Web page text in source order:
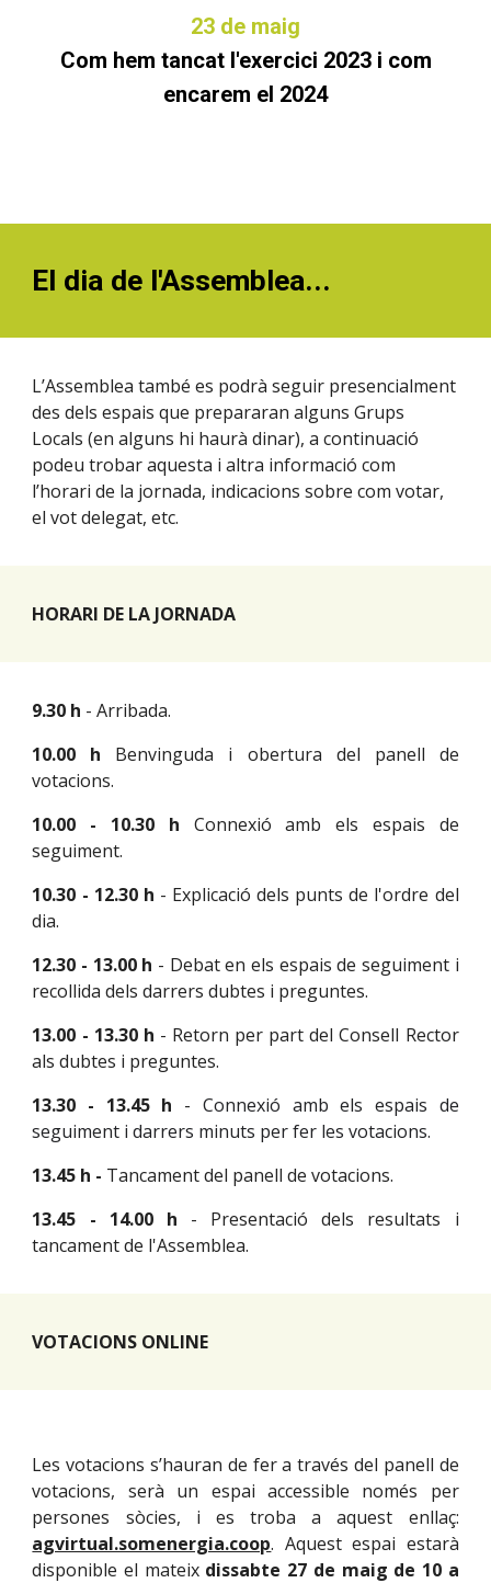
23 de maig
Com hem tancat l'exercici 2023 i com
encarem el 2024
El dia de l'Assemblea...
L’Assemblea també es podrà seguir presencialment
des dels espais que prepararan alguns Grups
Locals (en alguns hi haurà dinar), a continuació
podeu trobar aquesta i altra informació com
l’horari de la jornada, indicacions sobre com votar,
el vot delegat, etc.
HORARI DE LA JORNADA
9.30 h - Arribada.
10.00 h Benvinguda i obertura del panell de
votacions.
10.00 - 10.30 h Connexió amb els espais de
seguiment.
10.30 - 12.30 h - Explicació dels punts de l'ordre del
dia.
12.30 - 13.00 h - Debat en els espais de seguiment i
recollida dels darrers dubtes i preguntes.
13.00 - 13.30 h - Retorn per part del Consell Rector
als dubtes i preguntes.
13.30 - 13.45 h - Connexió amb els espais de
seguiment i darrers minuts per fer les votacions.
13.45 h - Tancament del panell de votacions.
13.45 - 14.00 h - Presentació dels resultats i
tancament de l'Assemblea.
VOTACIONS ONLINE
Les votacions s’hauran de fer a través del panell de
votacions, serà un espai accessible només per
persones sòcies, i es troba a aquest enllaç:
agvirtual.somenergia.coop. Aquest espai estarà
disponible el mateix dissabte 27 de maig de 10 a